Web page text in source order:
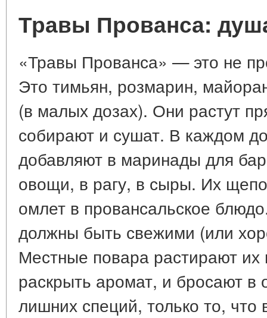
Травы Прованса:
«Травы Прованса» — это не
Это тимьян, розмарин,
(в малых дозах). Они растут
собирают и сушат. В каждом
добавляют в маринады для
овощи, в рагу, в сыры. Их
омлет в провансальское
должны быть свежими (или
Местные повара растирают
раскрыть аромат, и бросают в
лишних специй, только то, что